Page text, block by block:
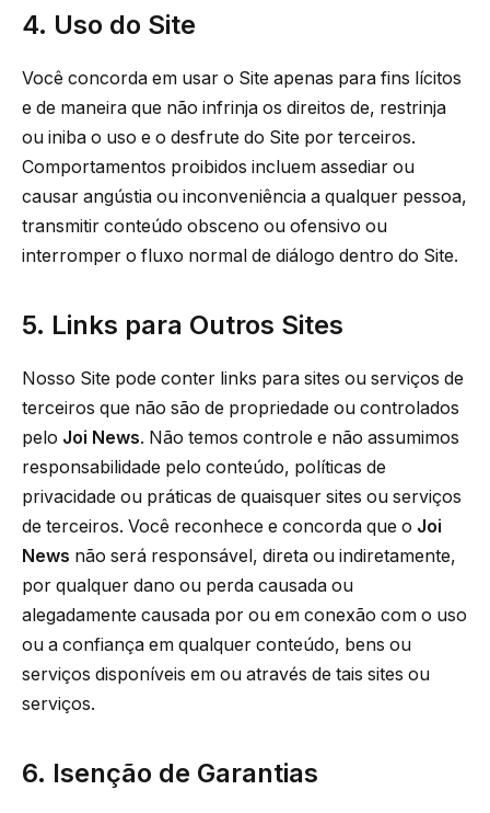
4. Uso do Site
Você concorda em usar o Site apenas para fins lícitos
e de maneira que não infrinja os direitos de, restrinja
ou iniba o uso e o desfrute do Site por terceiros.
Comportamentos proibidos incluem assediar ou
causar angústia ou inconveniência a qualquer pessoa,
transmitir conteúdo obsceno ou ofensivo ou
interromper o fluxo normal de diálogo dentro do Site.
5. Links para Outros Sites
Nosso Site pode conter links para sites ou serviços de
terceiros que não são de propriedade ou controlados
pelo Joi News. Não temos controle e não assumimos
responsabilidade pelo conteúdo, políticas de
privacidade ou práticas de quaisquer sites ou serviços
de terceiros. Você reconhece e concorda que o Joi
News não será responsável, direta ou indiretamente,
por qualquer dano ou perda causada ou
alegadamente causada por ou em conexão com o uso
ou a confiança em qualquer conteúdo, bens ou
serviços disponíveis em ou através de tais sites ou
serviços.
6. Isenção de Garantias